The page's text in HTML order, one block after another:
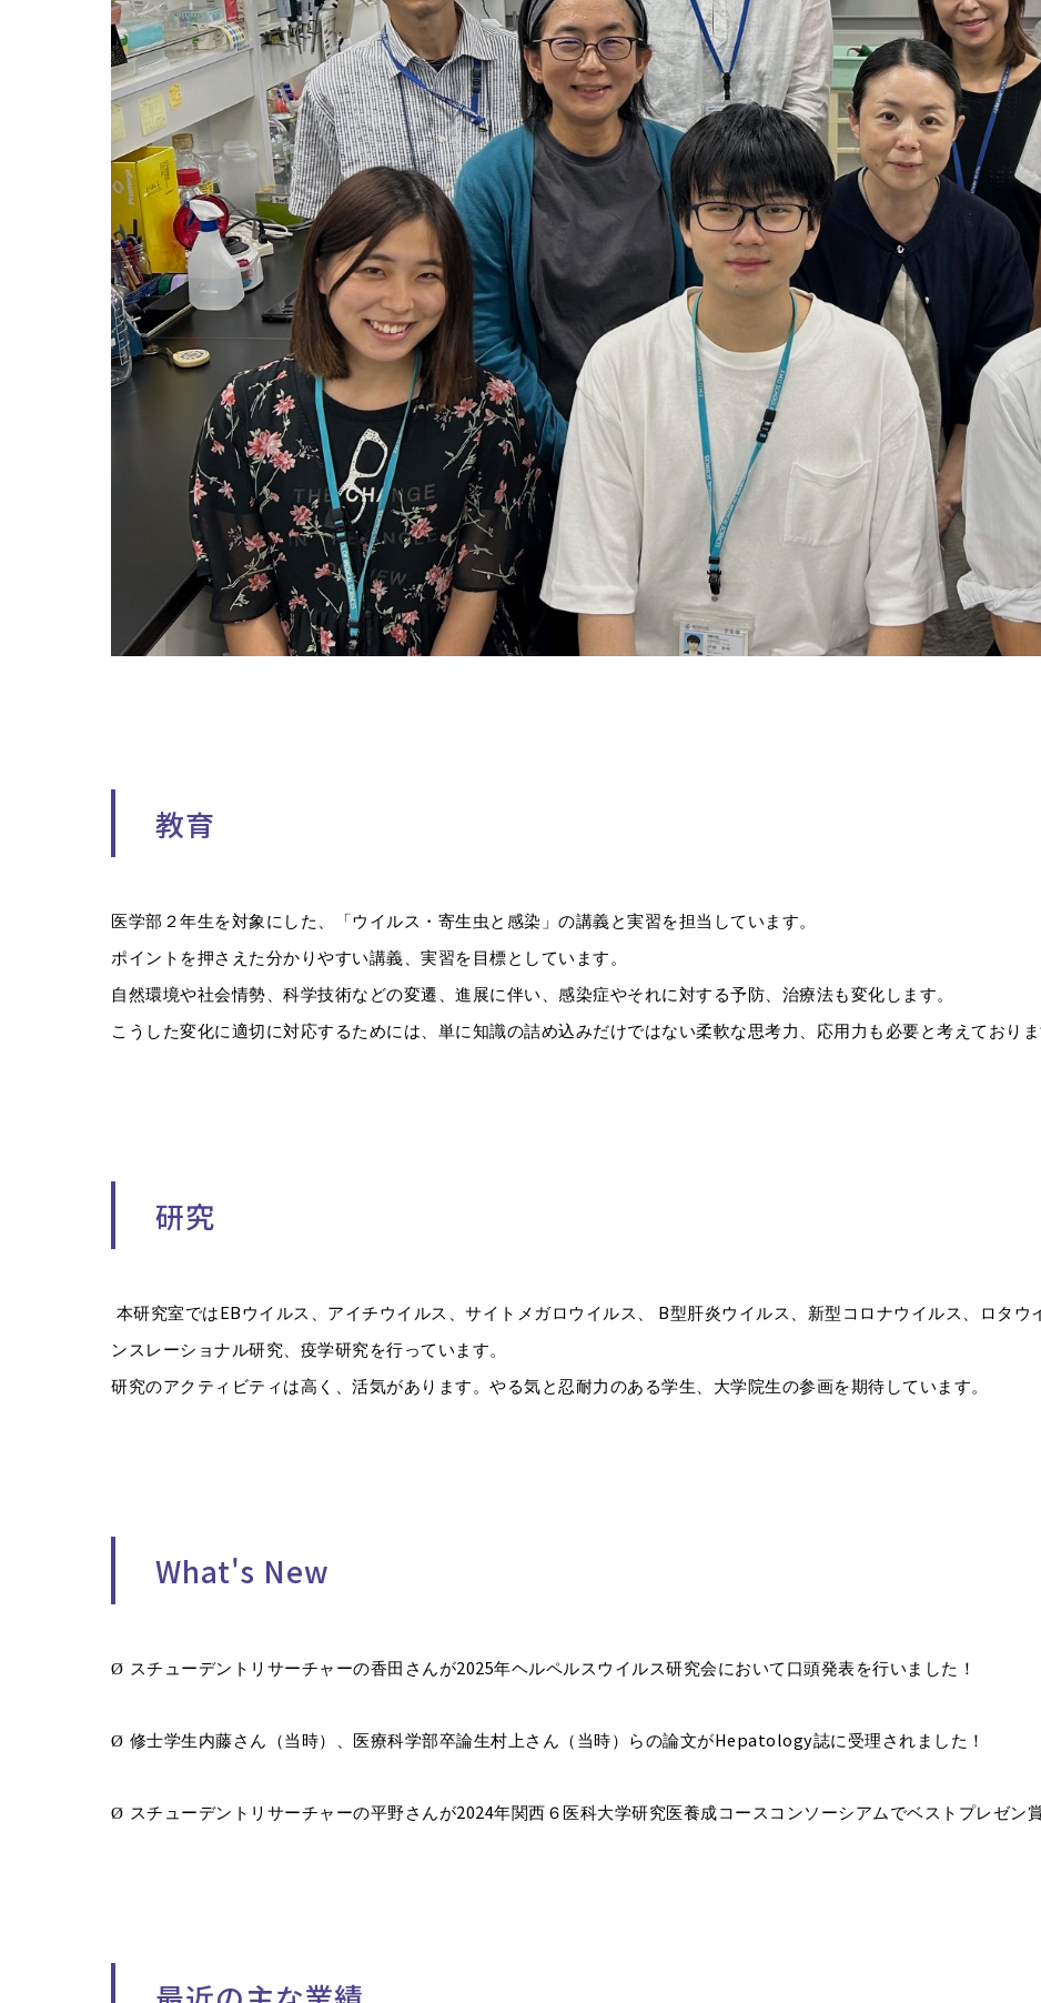
教育
医学部２年生を対象にした、「ウイルス・寄生虫と感染」の講義と実習を担当しています。
ポイントを押さえた分かりやすい講義、実習を目標としています。
自然環境や社会情勢、科学技術などの変遷、進展に伴い、感染症やそれに対する予防、治療法も変化します。
こうした変化に適切に対応するためには、単に知識の詰め込みだけではない柔軟な思考力、応用力も必要と考えておりま
研究
本研究室ではEBウイルス、アイチウイルス、サイトメガロウイルス、 B型肝炎ウイルス、新型コロナウイルス、ロタ
ンスレーショナル研究、疫学研究を行っています。
研究のアクティビティは高く、活気があります。やる気と忍耐力のある学生、大学院生の参画を期待しています。
What's New
Ø スチューデントリサーチャーの香田さんが2025年ヘルペルスウイルス研究会において口頭発表を行いました！
Ø 修士学生内藤さん（当時）、医療科学部卒論生村上さん（当時）らの論文がHepatology誌に受理されました！
Ø スチューデントリサーチャーの平野さんが2024年関西６医科大学研究医養成コースコンソーシアムでベストプレゼン